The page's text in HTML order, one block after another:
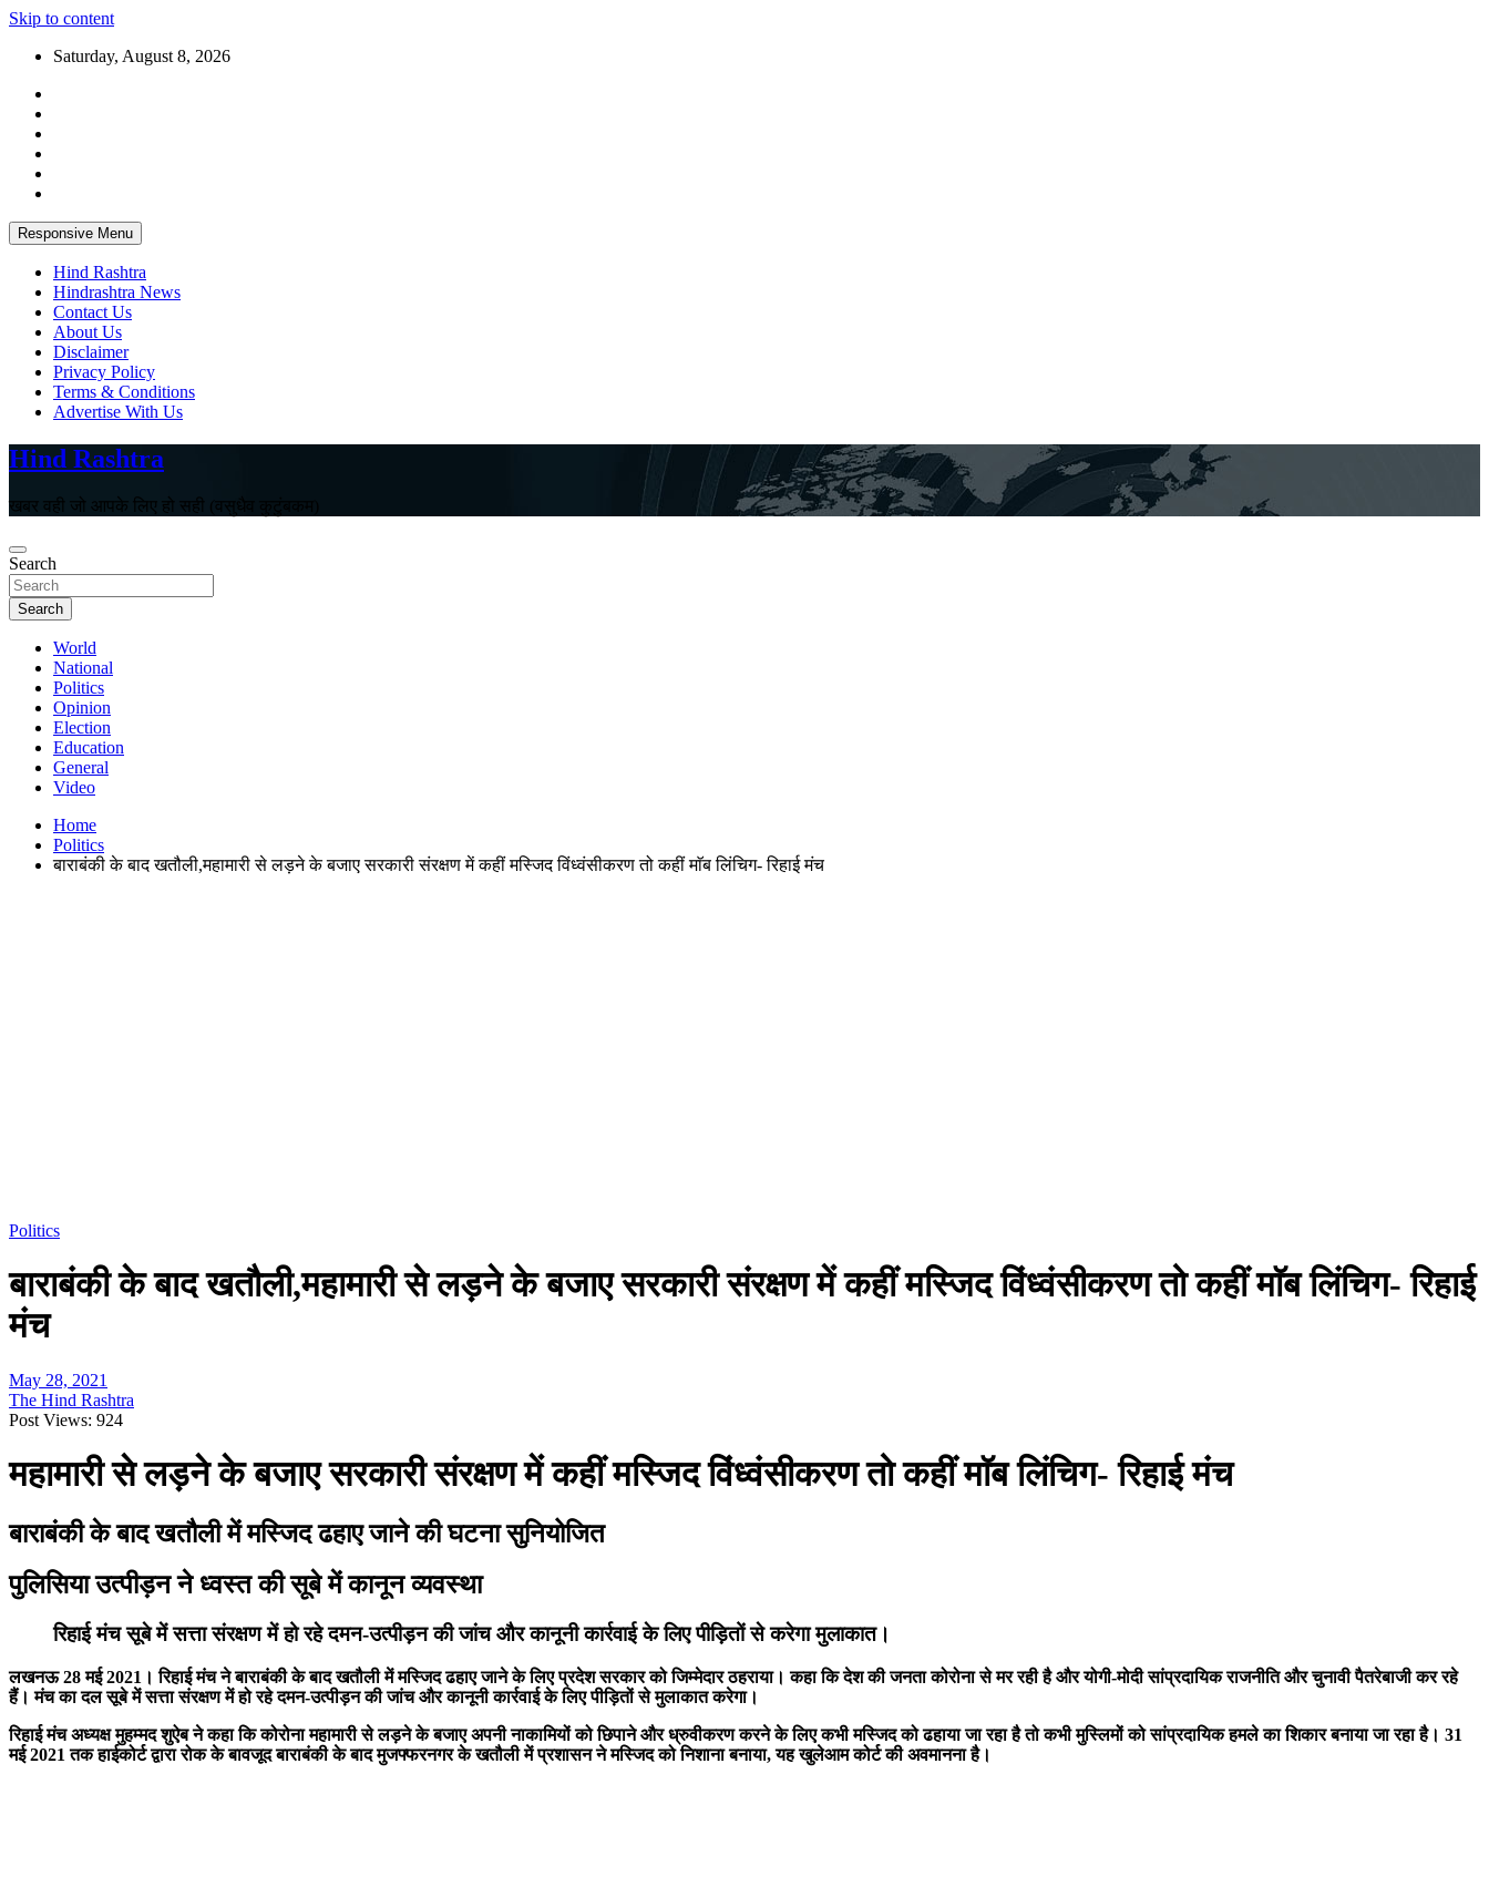
Skip to content
Saturday, August 8, 2026
Responsive Menu
Hind Rashtra
Hindrashtra News
Contact Us
About Us
Disclaimer
Privacy Policy
Terms & Conditions
Advertise With Us
Hind Rashtra
खबर वही जो आपके लिए हो सही (वसुधैव कुटुंबकम)
Search
Search
World
National
Politics
Opinion
Election
Education
General
Video
Home
Politics
बाराबंकी के बाद खतौली,महामारी से लड़ने के बजाए सरकारी संरक्षण में कहीं मस्जिद विंध्वंसीकरण तो कहीं माॅब लिंचिग- रिहाई मंच
Politics
बाराबंकी के बाद खतौली,महामारी से लड़ने के बजाए सरकारी संरक्षण में कहीं मस्जिद विंध्वंसीकरण तो कहीं माॅब लिंचिग- रिहाई
मंच
May 28, 2021
The Hind Rashtra
Post Views: 924
महामारी से लड़ने के बजाए सरकारी संरक्षण में कहीं मस्जिद विंध्वंसीकरण तो कहीं माॅब लिंचिग- रिहाई मंच
बाराबंकी के बाद खतौली में मस्जिद ढहाए जाने की घटना सुनियोजित
पुलिसिया उत्पीड़न ने ध्वस्त की सूबे में कानून व्यवस्था
रिहाई मंच सूबे में सत्ता संरक्षण में हो रहे दमन-उत्पीड़न की जांच और कानूनी कार्रवाई के लिए पीड़ितों से करेगा मुलाकात।
लखनऊ 28 मई 2021। रिहाई मंच ने बाराबंकी के बाद खतौली में मस्जिद ढहाए जाने के लिए प्रदेश सरकार को जिम्मेदार ठहराया। कहा कि देश की जनता कोरोना से मर रही है और योगी-मोदी सांप्रदायिक राजनीति और चुनावी पैतरेबाजी कर रहे
हैं। मंच का दल सूबे में सत्ता संरक्षण में हो रहे दमन-उत्पीड़न की जांच और कानूनी कार्रवाई के लिए पीड़ितों से मुलाकात करेगा।
रिहाई मंच अध्यक्ष मुहम्मद शुऐब ने कहा कि कोरोना महामारी से लड़ने के बजाए अपनी नाकामियों को छिपाने और ध्रुवीकरण करने के लिए कभी मस्जिद को ढहाया जा रहा है तो कभी मुस्लिमों को सांप्रदायिक हमले का शिकार बनाया जा रहा है। 31
मई 2021 तक हाईकोर्ट द्वारा रोक के बावजूद बाराबंकी के बाद मुजफ्फरनगर के खतौली में प्रशासन ने मस्जिद को निशाना बनाया, यह खुलेआम कोर्ट की अवमानना है।